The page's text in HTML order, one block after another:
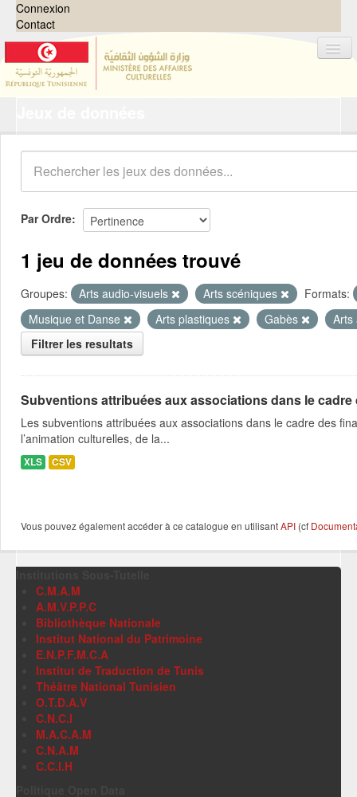
Connexion
Contact
Organisations
Groupes
Demandes 0
À propos
Par Ordre
1 jeu de données trouvé
Groupes: Arts audio-visuels Arts scéniques
Formats:
Musique et Danse
Arts plastiques Gabès
Arts
Filtrer les resultats
Subventions attribuées aux associations dans le
Les subventions attribuées aux associations dans le cadre des
l’animation culturelles, de la...
XLS CSV
Vous pouvez également accéder à ce catalogue en utilisantAPI (cf
C.M.A.M
A.M.V.P.P.C
Bibliothèque Nationale
Institut National du Patrimoine
E.N.P.F.M.C.A
Institut de Traduction de Tunis
Théâtre National Tunisien
O.T.D.A.V
C.N.C.I
M.A.C.A.M
C.N.A.M
C.C.I.H